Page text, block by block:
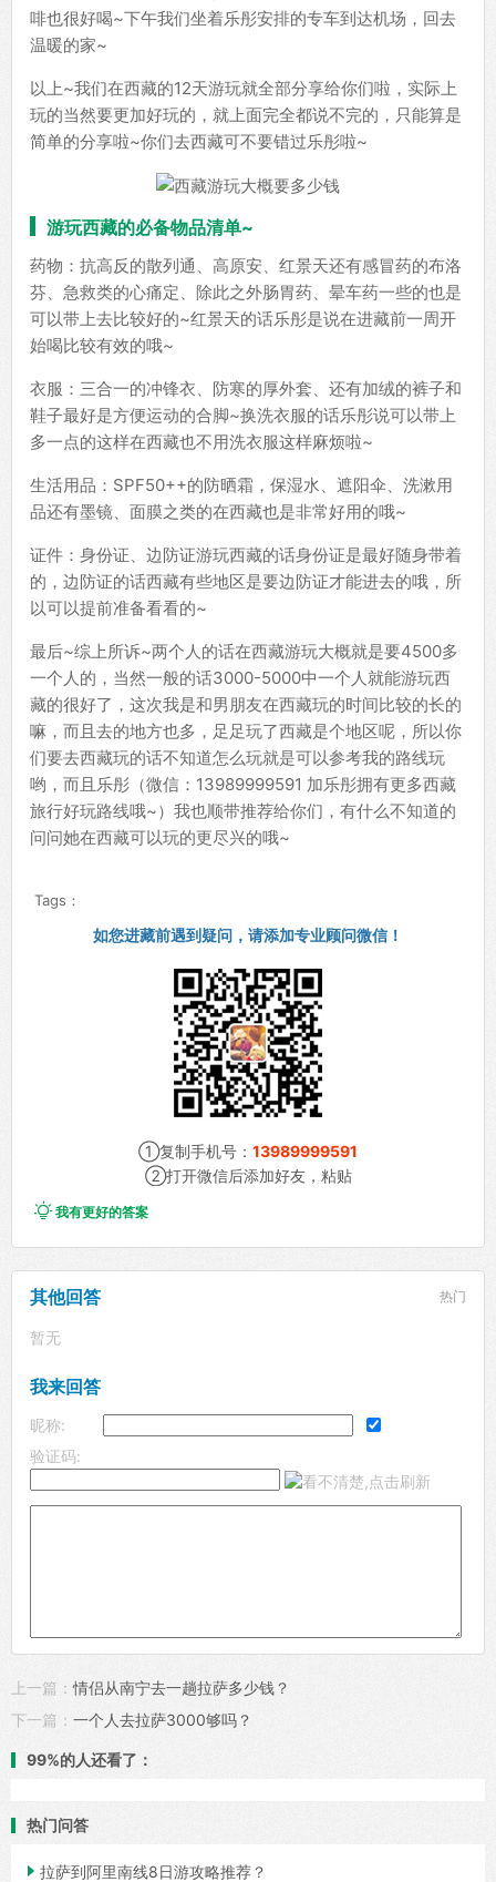
啡也很好喝~下午我们坐着乐彤安排的专车到达机场，回去
温暖的家~
以上~我们在西藏的12天游玩就全部分享给你们啦，实际上
玩的当然要更加好玩的，就上面完全都说不完的，只能算是
简单的分享啦~你们去西藏可不要错过乐彤啦~
游玩西藏的必备物品清单~
药物：抗高反的散列通、高原安、红景天还有感冒药的布洛
芬、急救类的心痛定、除此之外肠胃药、晕车药一些的也是
可以带上去比较好的~红景天的话乐彤是说在进藏前一周开
始喝比较有效的哦~
衣服：三合一的冲锋衣、防寒的厚外套、还有加绒的裤子和
鞋子最好是方便运动的合脚~换洗衣服的话乐彤说可以带上
多一点的这样在西藏也不用洗衣服这样麻烦啦~
生活用品：SPF50++的防晒霜，保湿水、遮阳伞、洗漱用
品还有墨镜、面膜之类的在西藏也是非常好用的哦~
证件：身份证、边防证游玩西藏的话身份证是最好随身带着
的，边防证的话西藏有些地区是要边防证才能进去的哦，所
以可以提前准备看看的~
最后~综上所诉~两个人的话在西藏游玩大概就是要4500多
一个人的，当然一般的话3000-5000中一个人就能游玩西
藏的很好了，这次我是和男朋友在西藏玩的时间比较的长的
嘛，而且去的地方也多，足足玩了西藏是个地区呢，所以你
们要去西藏玩的话不知道怎么玩就是可以参考我的路线玩
哟，而且乐彤（微信：13989999591 加乐彤拥有更多西藏
旅行好玩路线哦~）我也顺带推荐给你们，有什么不知道的
问问她在西藏可以玩的更尽兴的哦~
Tags：
如您进藏前遇到疑问，请添加专业顾问微信！
①复制手机号： 13989999591
②打开微信后添加好友，粘贴
我有更好的答案
其他回答 热门
暂无
我来回答
昵称:
验证码:
上一篇：情侣从南宁去一趟拉萨多少钱？
下一篇： 一个人去拉萨3000够吗？
99%的人还看了：
热门问答
 拉萨到阿里南线8日游攻略推荐？